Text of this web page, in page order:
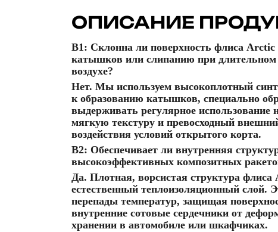
ОПИСАНИЕ
В1: Склонна ли поверхность флиса
катышков или слипанию при
воздухе?
Нет. Мы используем высокоплотный
к образованию катышков, специально
выдерживать регулярное использование
мягкую текстуру и превосходный
воздействия условий открытого корта.
В2: Обеспечивает ли внутренняя
высокоэффективных композитных
Да. Плотная, ворсистая структура флиса
естественный теплоизоляционный слой.
перепады температур, защищая
внутренние сотовые сердечники от
хранении в автомобиле или шкафчиках.